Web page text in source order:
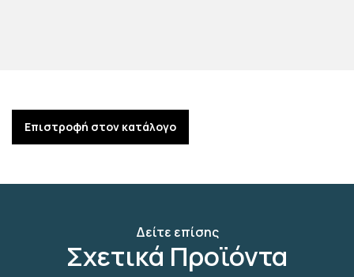
Επιστροφή στον κατάλογο
Δείτε επίσης
Σχετικά Προϊόντα